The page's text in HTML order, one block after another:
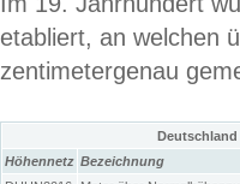
etabliert, an welchen
zentimetergenau
Höhennetz Bezeichnung